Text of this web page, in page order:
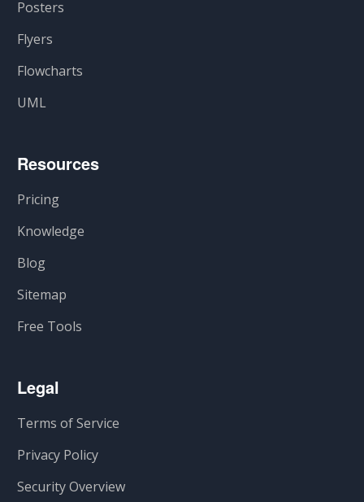
Posters
Flyers
Flowcharts
UML
Resources
Pricing
Knowledge
Blog
Sitemap
Free Tools
Legal
Terms of Service
Privacy Policy
Security Overview